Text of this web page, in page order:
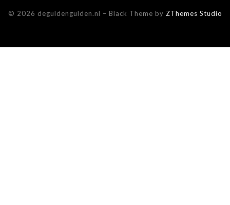
© 2026 deguldengulden.nl – Black Theme by ZThemes Studio